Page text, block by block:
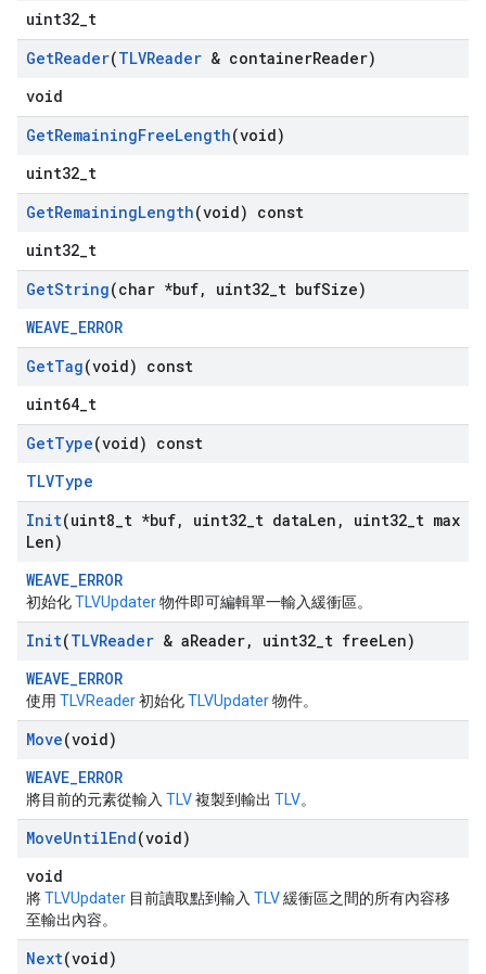
uint32_t
GetReader(TLVReader & containerReader)
void
GetRemainingFreeLength(void)
uint32_t
GetRemainingLength(void) const
uint32_t
GetString(char *buf, uint32 t bufSize)
WEAVE_ERROR
GetTag(void) const
uint64_t
GetType(void) const
TLVType
Init(uint8 t *buf, uint32 t dataLen , uint32 t max
Len)
WEAVE_ERROR
初始化TLVUpdater物件即可編輯單一輸入緩衝區。
Init(TLVReader & aReader, uint32 t freeLen)
WEAVE_ERROR
使用 TLVReader初始化TLVUpdater物件。
Move(void)
WEAVE_ERROR
將目前的元素從輸入 TLV複製到輸出 TLV。
MoveUntilEnd(void)
void
將TLVUpdater 目前讀取點到輸入 TLV緩衝區之間的所有內容移
至輸出內容。
Next(void)